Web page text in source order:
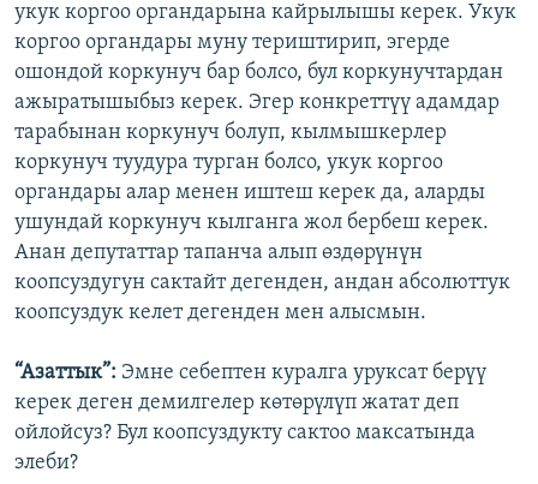
укук коргоо органдарына кайрылышы керек. Укук
коргоо органдары муну териштирип, эгерде
ошондой коркунуч бар болсо, бул коркунучтардан
ажыратышыбыз керек. Эгер конкреттүү адамдар
тарабынан коркунуч болуп, кылмышкерлер
коркунуч туудура турган болсо, укук коргоо
органдары алар менен иштеш керек да, аларды
ушундай коркунуч кылганга жол бербеш керек.
Анан депутаттар тапанча алып өздөрүнүн
коопсуздугун сактайт дегенден, андан абсолюттук
коопсуздук келет дегенден мен алысмын.
“Азаттык”: Эмне себептен куралга уруксат берүү
керек деген демилгелер көтөрүлүп жатат деп
ойлойсуз? Бул коопсуздукту сактоо максатында
элеби?